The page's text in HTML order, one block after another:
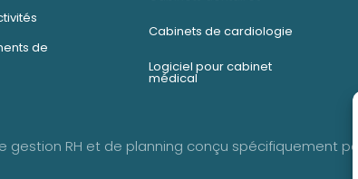
de
Cabinets de cardiologie
Logiciel pour cabinet
médical
gestion RH et de planning conçu spécifiquement